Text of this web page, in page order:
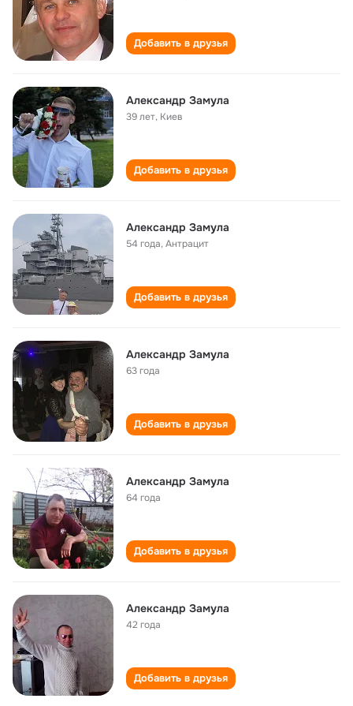
Добавить в друзья
Александр Замула
39 лет, Киев
Добавить в друзья
Aлександр Замула
54 года,Антрацит
Добавить в друзья
Александр Замула
63 года
Добавить в друзья
Александр Замула
64 года
Добавить в друзья
Александр Замула
42 года
Добавить в друзья